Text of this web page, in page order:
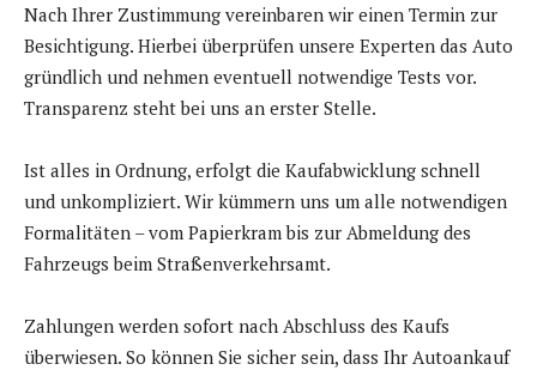
Nach Ihrer Zustimmung vereinbaren wir einen Termin zur
Besichtigung. Hierbei überprüfen unsere Experten das Auto
gründlich und nehmen eventuell notwendige Tests vor.
Transparenz steht bei uns an erster Stelle.
Ist alles in Ordnung, erfolgt die Kaufabwicklung schnell
und unkompliziert. Wir kümmern uns um alle notwendigen
Formalitäten – vom Papierkram bis zur Abmeldung des
Fahrzeugs beim Straßenverkehrsamt.
Zahlungen werden sofort nach Abschluss des Kaufs
überwiesen. So können Sie sicher sein, dass Ihr Autoankauf